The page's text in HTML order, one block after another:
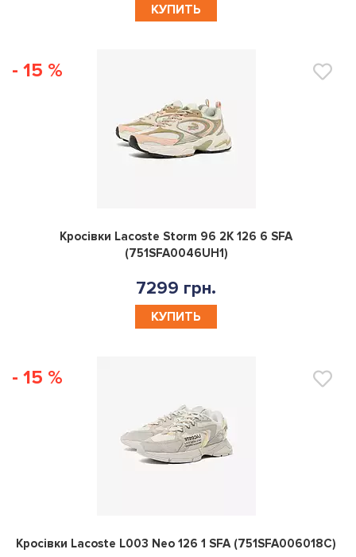
КУПИТЬ
- 15 %
0
Кросівки Lacoste Storm 96 2K 126 6 SFA
(751SFA0046UH1)
7299 грн.
КУПИТЬ
- 15 %
0
Кросівки Lacoste L003 Neo 126 1 SFA (751SFA006018C)